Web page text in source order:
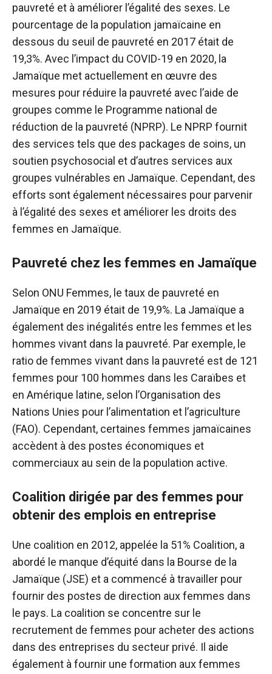
pauvreté et à améliorer l’égalité des sexes. Le
pourcentage de la population jamaïcaine en
dessous du seuil de pauvreté en 2017 était de
19,3%. Avec l’impact du COVID-19 en 2020, la
Jamaïque met actuellement en œuvre des
mesures pour réduire la pauvreté avec l’aide de
groupes comme le Programme national de
réduction de la pauvreté (NPRP). Le NPRP fournit
des services tels que des packages de soins, un
soutien psychosocial et d’autres services aux
groupes vulnérables en Jamaïque. Cependant, des
efforts sont également nécessaires pour parvenir
à l’égalité des sexes et améliorer les droits des
femmes en Jamaïque.
Pauvreté chez les femmes en Jamaïque
Selon ONU Femmes, le taux de pauvreté en
Jamaïque en 2019 était de 19,9%. La Jamaïque a
également des inégalités entre les femmes et les
hommes vivant dans la pauvreté. Par exemple, le
ratio de femmes vivant dans la pauvreté est de 121
femmes pour 100 hommes dans les Caraïbes et
en Amérique latine, selon l’Organisation des
Nations Unies pour l’alimentation et l’agriculture
(FAO). Cependant, certaines femmes jamaïcaines
accèdent à des postes économiques et
commerciaux au sein de la population active.
Coalition dirigée par des femmes pour
obtenir des emplois en entreprise
Une coalition en 2012, appelée la 51% Coalition, a
abordé le manque d’équité dans la Bourse de la
Jamaïque (JSE) et a commencé à travailler pour
fournir des postes de direction aux femmes dans
le pays. La coalition se concentre sur le
recrutement de femmes pour acheter des actions
dans des entreprises du secteur privé. Il aide
également à fournir une formation aux femmes